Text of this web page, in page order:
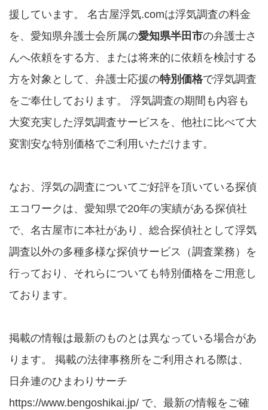
援しています。 名古屋浮気.comは浮気調査の料金
を、愛知県弁護士会所属の愛知県半田市の弁護士さ
んへ依頼をする方、または将来的に依頼を検討する
方を対象として、弁護士応援の特別価格で浮気調査
をご奉仕しております。 浮気調査の期間も内容も
大変充実した浮気調査サービスを、他社に比べて大
変割安な特別価格でご利用いただけます。
なお、浮気の調査についてご好評を頂いている探偵
エコワークは、愛知県で20年の実績がある探偵社
で、名古屋市に本社があり、総合探偵社として浮気
調査以外の多種多様な探偵サービス（調査業務）を
行っており、それらについても特別価格をご用意し
ております。
掲載の情報は最新のものとは異なっている場合があ
ります。 掲載の法律事務所をご利用される際は、
日弁連のひまわりサーチ
https://www.bengoshikai.jp/ で、最新の情報をご確